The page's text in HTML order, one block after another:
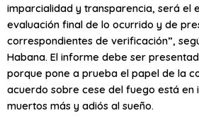
imparcialidad y transparencia, será el
evaluación final de lo ocurrido y de
correspondientes de verificación”,
Habana. El informe debe ser
porque pone a prueba el papel de la
acuerdo sobre cese del fuego está en
muertos más y adiós al sueño.